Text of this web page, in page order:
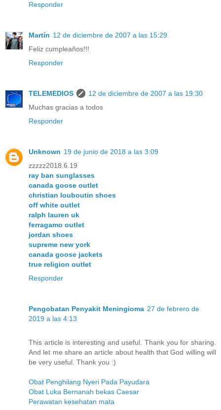
Responder
Martín 12 de diciembre de 2007 a las 15:29
Feliz cumpleaños!!!
Responder
TELEMEDIOS
12 de diciembre de 2007 a las 19:30
Muchas gracias a todos
Responder
Unknown 19 de junio de 2018 a las 3:09
zzzzz2018.6.19
ray ban sunglasses
canada goose outlet
christian louboutin shoes
off white outlet
ralph lauren uk
ferragamo outlet
jordan shoes
supreme new york
canada goose jackets
true religion outlet
Responder
Pengobatan Penyakit Meningioma 27 de febrero de
2019 a las 4:13
This article is interesting and useful. Thank you for sharing.
And let me share an article about health that God willing will
be very useful. Thank you :)
Obat Penghilang Nyeri Pada Payudara
Obat Luka Bernanah bekas Caesar
Perawatan kesehatan mata